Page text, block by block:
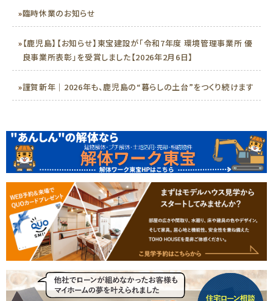
»臨時休業のお知らせ
»【鹿児島】【お知らせ】東宝建設が「令和7年度 環境管理事業所 優
良事業所表彰」を受賞しました【2026年2月6日】
»謹賀新年｜2026年も、鹿児島の“暮らしの土台”をつくり続けます